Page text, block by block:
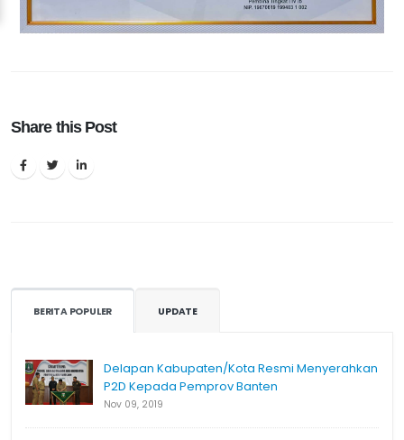
Share this Post
BERITA POPULER UPDATE
Delapan Kabupaten/Kota Resmi Menyerahkan
P2D Kepada Pemprov Banten
Nov 09, 2019